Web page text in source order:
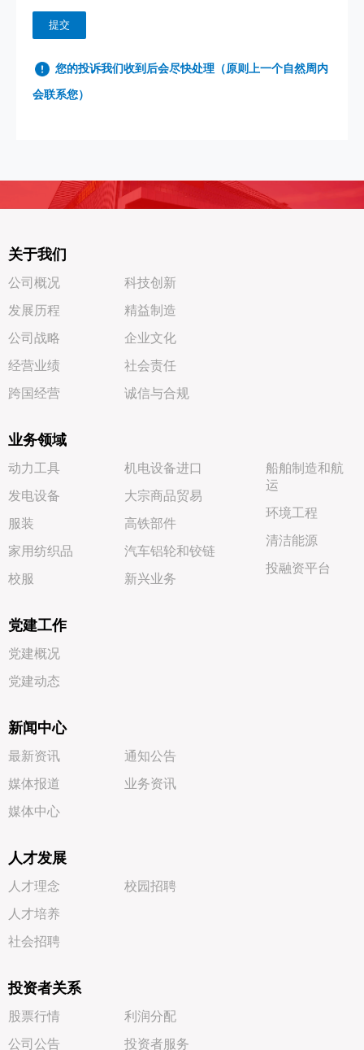
提交
您的投诉我们收到后会尽快处理（原则上一个自然周内
会联系您）
关于我们
公司概况
发展历程
公司战略
经营业绩
跨国经营
科技创新
精益制造
企业文化
社会责任
诚信与合规
业务领域
动力工具
发电设备
服装
家用纺织品
校服
机电设备进口
大宗商品贸易
高铁部件
汽车铝轮和铰链
新兴业务
船舶制造和航
运
环境工程
清洁能源
投融资平台
党建工作
党建概况
党建动态
新闻中心
最新资讯
媒体报道
媒体中心
通知公告
业务资讯
人才发展
人才理念
人才培养
社会招聘
校园招聘
投资者关系
股票行情
公司公告
利润分配
投资者服务